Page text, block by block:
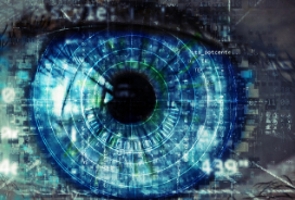
Sur Tatil Evleri Antalya’da Mart
Ayvalık’ta peşin ödemelerde
Hayat City Mahmutbey’de sıfır
Rams Denizkent Bayramoğlu
Ege Yapı Ormanyaka’da 2023